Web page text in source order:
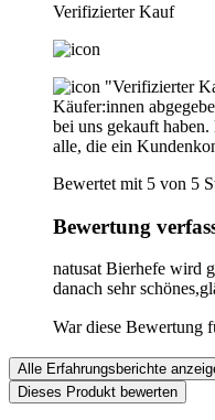
Verifizierter Kauf
"Verifizierter
Käufer:innen
bei uns gekauft
alle, die ein
Bewertet mit 5 von 5
Bewertung
natusat Bierhefe wird
danach sehr
War diese Bewertung
Alle Erfahrungsberichte
Dieses Produkt bewerten